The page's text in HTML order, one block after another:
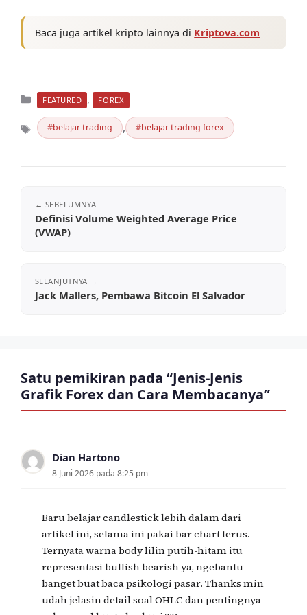
Baca juga artikel kripto lainnya di Kriptova.com
Kategori
FEATURED , FOREX
Tag belajar trading , belajar trading forex
Definisi Volume Weighted Average Price
(VWAP)
Jack Mallers, Pembawa Bitcoin El Salvador
Satu pemikiran pada “Jenis-Jenis
Grafik Forex dan Cara Membacanya”
Dian Hartono
8 Juni 2026 pada 8:25 pm
Baru belajar candlestick lebih dalam dari
artikel ini, selama ini pakai bar chart terus.
Ternyata warna body lilin putih-hitam itu
representasi bullish bearish ya, ngebantu
banget buat baca psikologi pasar. Thanks min
udah jelasin detail soal OHLC dan pentingnya